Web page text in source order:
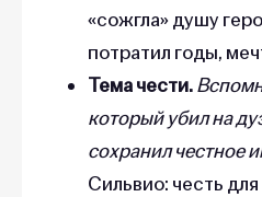
«сожгла» душу
потратил годы,
Тема чести.
который убил на
сохранил честное
Сильвио: честь